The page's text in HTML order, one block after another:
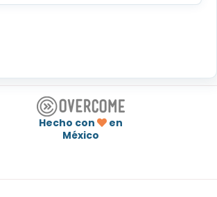
Hecho con
en
México